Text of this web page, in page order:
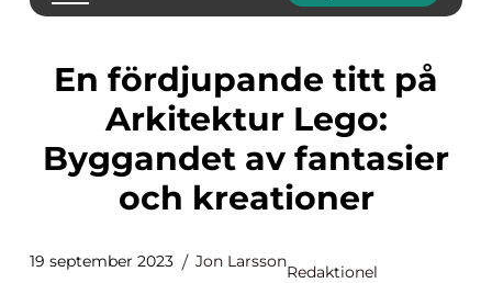
En fördjupande titt på
Arkitektur Lego:
Byggandet av fantasier
och kreationer
19 september 2023 Jon Larsson
Redaktionel